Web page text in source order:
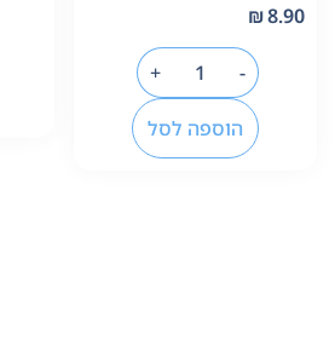
₪8.90
-
+
הוספה לסל